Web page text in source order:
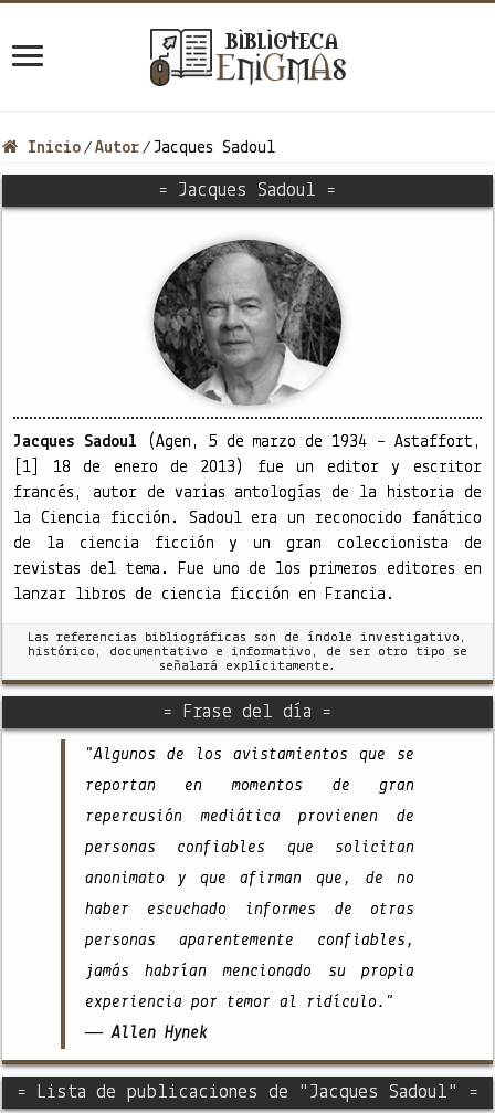
Inicio / Autor / Jacques Sadoul
= Jacques Sadoul =
Jacques Sadoul (Agen, 5 de marzo de 1934 – Astaffort,
[1]​ 18 de enero de 2013) fue un editor y escritor
francés, autor de varias antologías de la historia de
la Ciencia ficción. Sadoul era un reconocido fanático
de la ciencia ficción y un gran coleccionista de
revistas del tema. Fue uno de los primeros editores en
lanzar libros de ciencia ficción en Francia.
Las referencias bibliográficas son de índole investigativo,
histórico, documentativo e informativo, de ser otro tipo se
señalará explícitamente.
= Frase del día =
"Algunos de los avistamientos que se
reportan en momentos de gran
repercusión mediática provienen de
personas confiables que solicitan
anonimato y que afirman que, de no
haber escuchado informes de otras
personas aparentemente confiables,
jamás habrían mencionado su propia
experiencia por temor al ridículo."
— Allen Hynek
= Lista de publicaciones de "Jacques Sadoul" =